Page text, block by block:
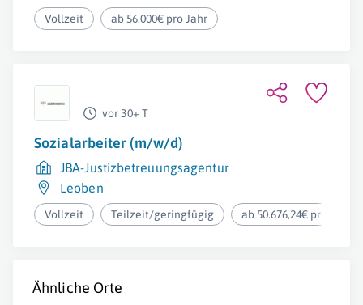
Vollzeit ab 56.000€ pro Jahr
vor 30+ T
Sozialarbeiter (m/w/d)
JBA-Justizbetreuungsagentur
Leoben
Vollzeit Teilzeit/geringfügig ab 50.676,24€ pro Jahr
Ähnliche Orte